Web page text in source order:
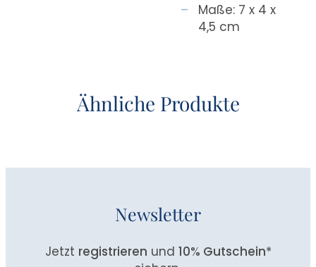
Maße: 7 x 4 x
4,5 cm
Ähnliche Produkte
Newsletter
Jetzt registrieren und 10% Gutschein*